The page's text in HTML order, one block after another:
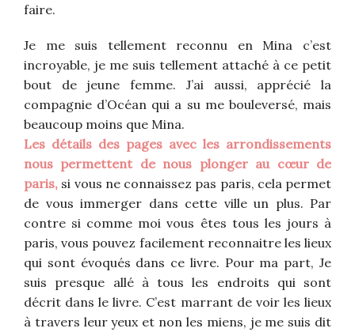
faire.
Je me suis tellement reconnu en Mina c’est
incroyable, je me suis tellement attaché à ce petit
bout de jeune femme. J’ai aussi, apprécié la
compagnie d’Océan qui a su me bouleversé, mais
beaucoup moins que Mina.
Les détails des pages avec les arrondissements
nous permettent de nous plonger au cœur de
paris, si vous ne connaissez pas paris, cela permet
de vous immerger dans cette ville un plus. Par
contre si comme moi vous êtes tous les jours à
paris, vous pouvez facilement reconnaitre les lieux
qui sont évoqués dans ce livre. Pour ma part, Je
suis presque allé à tous les endroits qui sont
décrit dans le livre. C’est marrant de voir les lieux
à travers leur yeux et non les miens, je me suis dit